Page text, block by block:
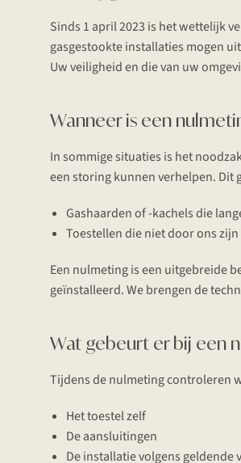
Sinds 1 april 2023 is het wettelijk
gasgestookte installaties mogen
Uw veiligheid en die van uw
Wanneer is een
In sommige situaties is het
een storing kunnen verhelpen. Dit
Gashaarden of -kachels die
Toestellen die niet door ons
Een nulmeting is een uitgebreide
geïnstalleerd. We brengen de
Wat gebeurt er bij een
Tijdens de nulmeting controleren
Het toestel zelf
De aansluitingen
De installatie volgens geldende